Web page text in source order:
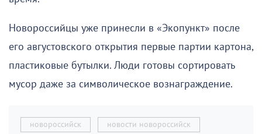
Новороссийцы уже принесли в «Экопункт» после
его августовского открытия первые партии картона,
пластиковые бутылки. Люди готовы сортировать
мусор даже за символическое вознаграждение.
новороссийск новости новороссийск